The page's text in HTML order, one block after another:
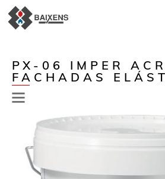
PRODUCTOS
MAESTRO PINTOR
IMPERMEABILIZACIÓN
PX-06 IMPER
FACHADAS